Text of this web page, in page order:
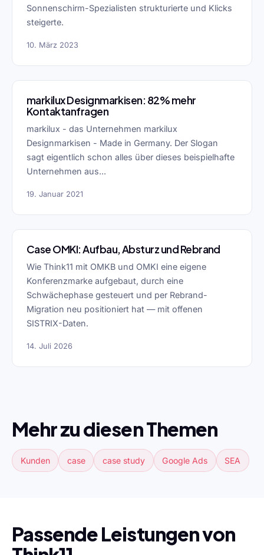
Sonnenschirm-Spezialisten strukturierte und Klicks
steigerte.
10. März 2023
markilux Designmarkisen: 82% mehr
Kontaktanfragen
markilux - das Unternehmen markilux
Designmarkisen - Made in Germany. Der Slogan
sagt eigentlich schon alles über dieses beispielhafte
Unternehmen aus...
19. Januar 2021
Case OMKI: Aufbau, Absturz und Rebrand
Wie Think11 mit OMKB und OMKI eine eigene
Konferenzmarke aufgebaut, durch eine
Schwächephase gesteuert und per Rebrand-
Migration neu positioniert hat — mit offenen
SISTRIX-Daten.
14. Juli 2026
Mehr zu diesen Themen
Kunden case case study Google Ads SEA
Passende Leistungen von